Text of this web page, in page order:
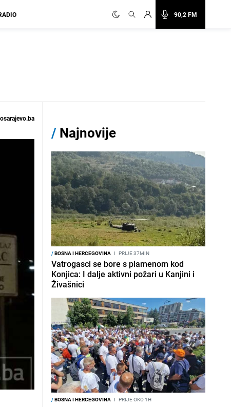
90,2 FM
/ Najnovije
/BOSNA I HERCEGOVINA I PRIJE 37MIN
Vatrogasci se bore s plamenom kod
Konjica: I dalje aktivni požari u Kanjini i
Živašnici
/BOSNA I HERCEGOVINA I PRIJE OKO 1H